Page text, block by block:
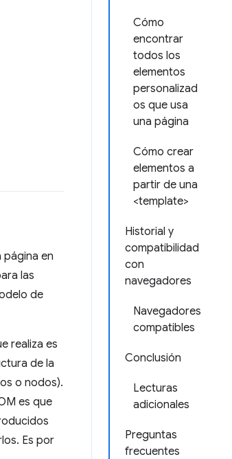
Cómo
encontrar
todos los
elementos
personalizad
os que usa
una página
Cómo crear
elementos a
partir de una
<template>
Historial y
compatibilidad
con
navegadores
Navegadores
compatibles
Conclusión
Lecturas
adicionales
Preguntas
frecuentes
página en
las
de
realiza es
de la
o nodos).
es que
Es por